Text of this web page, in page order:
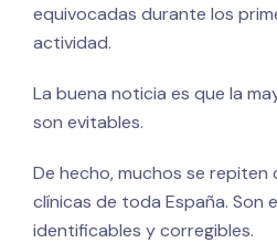
equivocadas durante los
actividad.
La buena noticia es que la
son evitables.
De hecho, muchos se
clínicas de toda España. Son
identificables y corregibles.